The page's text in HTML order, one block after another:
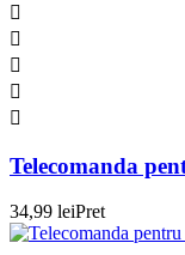





Telecomanda
34,99 leiPret